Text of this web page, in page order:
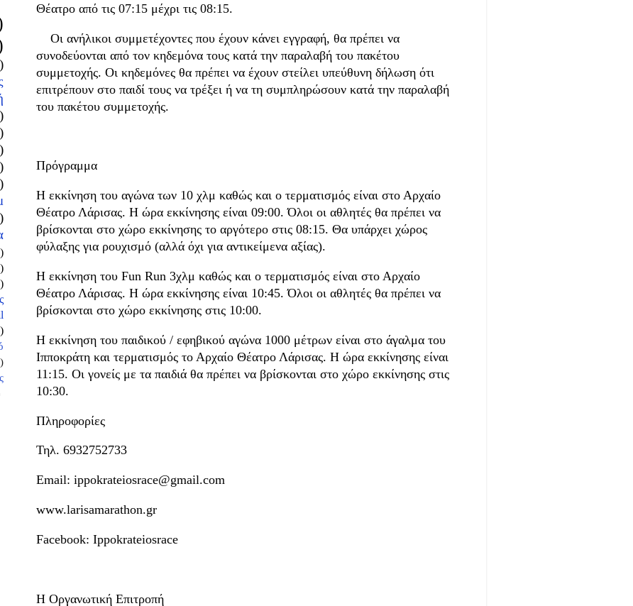
Θέατρο από τις 07:15 μέχρι τις 08:15.
Οι ανήλικοι συμμετέχοντες που έχουν κάνει εγγραφή, θα πρέπει να
συνοδεύονται από τον κηδεμόνα τους κατά την παραλαβή του πακέτου
συμμετοχής. Οι κηδεμόνες θα πρέπει να έχουν στείλει υπεύθυνη δήλωση ότι
επιτρέπουν στο παιδί τους να τρέξει ή να τη συμπληρώσουν κατά την παραλαβή
του πακέτου συμμετοχής.
Πρόγραμμα
Η εκκίνηση του αγώνα των 10 χλμ καθώς και ο τερματισμός είναι στο Αρχαίο
Θέατρο Λάρισας. Η ώρα εκκίνησης είναι 09:00. Όλοι οι αθλητές θα πρέπει να
βρίσκονται στο χώρο εκκίνησης το αργότερο στις 08:15. Θα υπάρχει χώρος
φύλαξης για ρουχισμό (αλλά όχι για αντικείμενα αξίας).
Η εκκίνηση του Fun Run 3χλμ καθώς και ο τερματισμός είναι στο Αρχαίο
Θέατρο Λάρισας. Η ώρα εκκίνησης είναι 10:45. Όλοι οι αθλητές θα πρέπει να
βρίσκονται στο χώρο εκκίνησης στις 10:00.
Η εκκίνηση του παιδικού / εφηβικού αγώνα 1000 μέτρων είναι στο άγαλμα του
Ιπποκράτη και τερματισμός το Αρχαίο Θέατρο Λάρισας. Η ώρα εκκίνησης είναι
11:15. Οι γονείς με τα παιδιά θα πρέπει να βρίσκονται στο χώρο εκκίνησης στις
10:30.
Πληροφορίες
Τηλ. 6932752733
Email: ippokrateiosrace@gmail.com
www.larisamarathon.gr
Facebook: Ippokrateiosrace
Η Οργανωτική Επιτροπή